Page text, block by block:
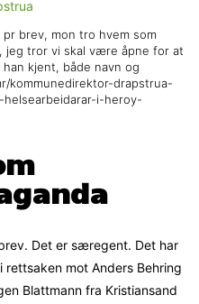
brev, mon tro hvem som
jeg tror vi skal være åpne for at
kjent, både navn og
kommunedirektor-drapstrua-
i-heroy-
Det er særegent. Det har
mot Anders Behring
Blattmann fra Kristiansand